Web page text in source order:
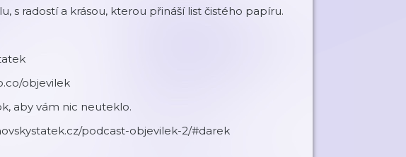
s radostí a krásou, kterou přináší list čistého papíru.
objevilek
aby vám nic neuteklo.
podcast-objevilek-2/#darek